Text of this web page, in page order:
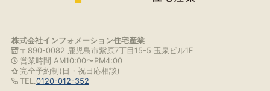
株式会社インフォメーション住宅産業
〒890-0082 鹿児島市紫原7丁目15-5 玉泉ビル1F
営業時間 AM10:00〜PM4:00
完全予約制(日・祝日応相談)
TEL.0120-012-352